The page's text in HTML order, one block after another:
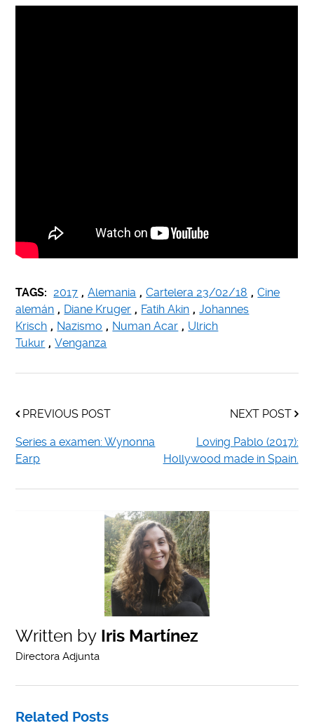
TAGS: 2017 , Alemania , Cartelera 23/02/18 , Cine
alemán , Diane Kruger , Fatih Akin , Johannes
Krisch , Nazismo , Numan Acar , Ulrich
Tukur , Venganza
PREVIOUS POST
Series a examen: Wynonna
Earp
NEXT POST
Loving Pablo (2017):
Hollywood made in Spain.
Written by Iris Martínez
Directora Adjunta
Related Posts